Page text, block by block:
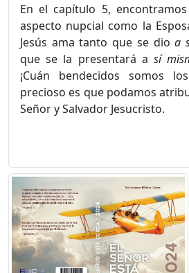
En el capítulo 5,
aspecto nupcial como la
Jesús ama tanto que se dioa
que se la presentará así
¡Cuán bendecidos somos
precioso es que podamos
Señor y Salvador Jesucristo.